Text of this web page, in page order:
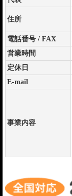
住所
電話番号 / FAX
営業時間
定休日
E-mail
事業内容